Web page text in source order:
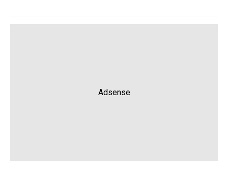
Adsense